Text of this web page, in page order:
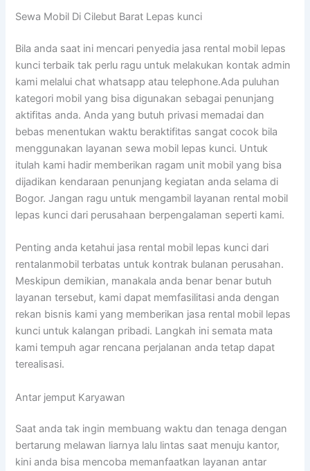
Sewa Mobil Di Cilebut Barat Lepas kunci
Bila anda saat ini mencari penyedia jasa rental mobil lepas
kunci terbaik tak perlu ragu untuk melakukan kontak admin
kami melalui chat whatsapp atau telephone.Ada puluhan
kategori mobil yang bisa digunakan sebagai penunjang
aktifitas anda. Anda yang butuh privasi memadai dan
bebas menentukan waktu beraktifitas sangat cocok bila
menggunakan layanan sewa mobil lepas kunci. Untuk
itulah kami hadir memberikan ragam unit mobil yang bisa
dijadikan kendaraan penunjang kegiatan anda selama di
Bogor. Jangan ragu untuk mengambil layanan rental mobil
lepas kunci dari perusahaan berpengalaman seperti kami.
Penting anda ketahui jasa rental mobil lepas kunci dari
rentalanmobil terbatas untuk kontrak bulanan perusahan.
Meskipun demikian, manakala anda benar benar butuh
layanan tersebut, kami dapat memfasilitasi anda dengan
rekan bisnis kami yang memberikan jasa rental mobil lepas
kunci untuk kalangan pribadi. Langkah ini semata mata
kami tempuh agar rencana perjalanan anda tetap dapat
terealisasi.
Antar jemput Karyawan
Saat anda tak ingin membuang waktu dan tenaga dengan
bertarung melawan liarnya lalu lintas saat menuju kantor,
kini anda bisa mencoba memanfaatkan layanan antar